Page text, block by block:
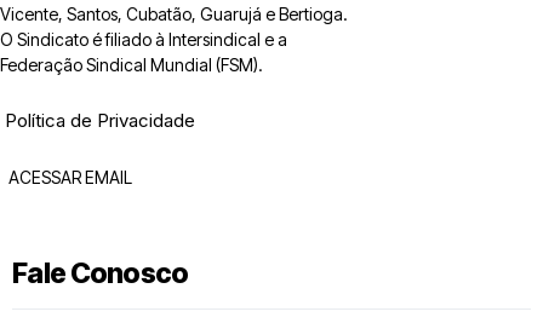
Vicente, Santos, Cubatão, Guarujá e Bertioga.
O Sindicato é filiado à Intersindical e a
Federação Sindical Mundial (FSM).
Política de Privacidade
ACESSAR EMAIL
Fale Conosco